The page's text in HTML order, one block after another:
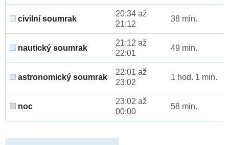
civilní soumrak
20:34 až
21:12
38 min.
nautický soumrak
21:12 až
22:01
49 min.
astronomický soumrak
22:01 až
23:02
1 hod. 1 min.
noc
23:02 až
00:00
58 min.